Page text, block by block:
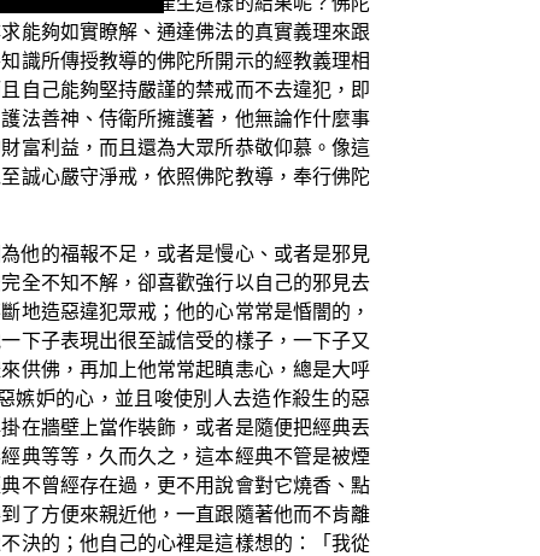
能夠如實瞭解、通達佛法的真實義理來跟
識所傳授教導的佛陀所開示的經教義理相
自己能夠堅持嚴謹的禁戒而不去違犯，即
法善神、侍衛所擁護著，他無論作什麼事
富利益，而且還為大眾所恭敬仰慕。像這
誠心嚴守淨戒，依照佛陀教導，奉行佛陀
他的福報不足，或者是慢心、或者是邪見
全不知不解，卻喜歡強行以自己的邪見去
地造惡違犯眾戒；他的心常常是惛闇的，
下子表現出很至誠信受的樣子，一下子又
供佛，再加上他常常起瞋恚心，總是大呼
嫉妒的心，並且唆使別人去造作殺生的惡
在牆壁上當作裝飾，或者是隨便把經典丟
典等等，久而久之，這本經典不管是被煙
不曾經存在過，更不用說會對它燒香、點
了方便來親近他，一直跟隨著他而不肯離
決的；他自己的心裡是這樣想的：「我從